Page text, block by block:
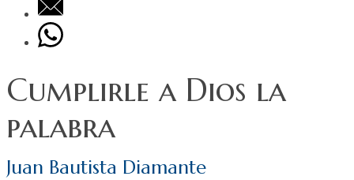
Cumplirle a Dios la
palabra
Juan Bautista Diamante